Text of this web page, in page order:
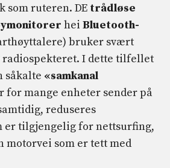
som ruteren. DE trådløse
hei Bluetooth-
bruker svært
radiospekteret. I dette tilfellet
såkalte «samkanal
for mange enheter sender på
reduseres
er tilgjengelig for nettsurfing,
motorvei som er tett med